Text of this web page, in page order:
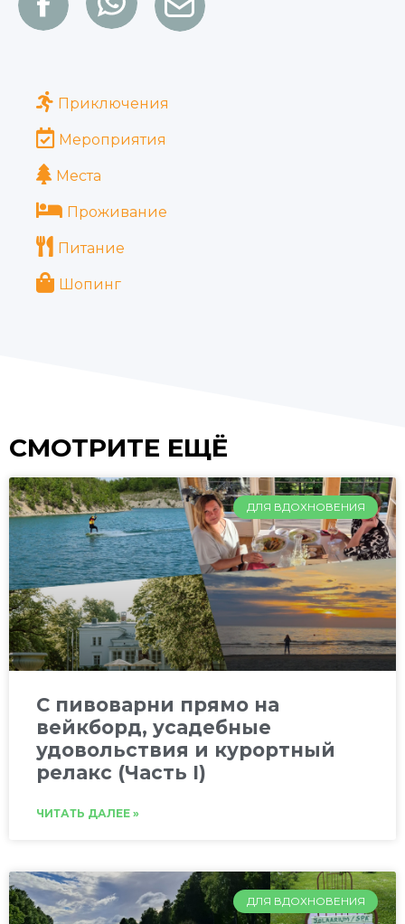
Приключения
Мероприятия
Места
Проживание
Питание
Шопинг
СМОТРИТЕ ЕЩЁ
ДЛЯ ВДОХНОВЕНИЯ
C пивоварни прямо на
вейкборд, усадебные
удовольствия и курортный
релакс (Часть I)
ЧИТАТЬ ДАЛЕЕ »
ДЛЯ ВДОХНОВЕНИЯ